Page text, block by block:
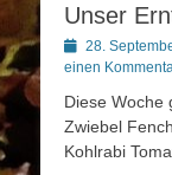
Unser
Posted
on
28.
einen
Diese Woche
Zwiebel
Kohlrabi